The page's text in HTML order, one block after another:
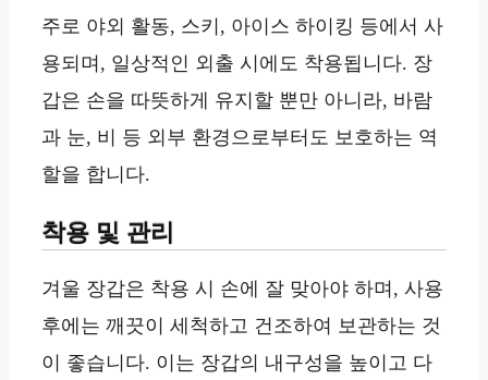
주로 야외 활동, 스키, 아이스 하이킹 등에서 사
용되며, 일상적인 외출 시에도 착용됩니다. 장
갑은 손을 따뜻하게 유지할 뿐만 아니라, 바람
과 눈, 비 등 외부 환경으로부터도 보호하는 역
할을 합니다.
착용 및 관리
겨울 장갑은 착용 시 손에 잘 맞아야 하며, 사용
후에는 깨끗이 세척하고 건조하여 보관하는 것
이 좋습니다. 이는 장갑의 내구성을 높이고 다